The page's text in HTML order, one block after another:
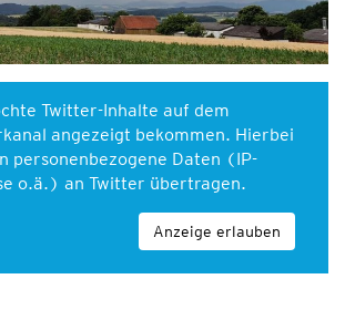
Twitter-Inhalte auf dem
angezeigt bekommen. Hierbei
personenbezogene Daten (IP-
o.ä.) an Twitter übertragen.
Anzeige erlauben